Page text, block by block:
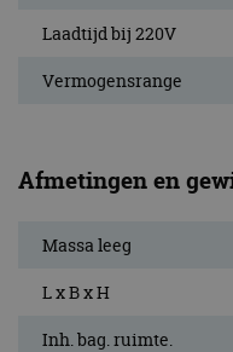
Laadtijd bij 220V
Vermogensrange
Afmetingen en
Massa leeg
L x B x H
Inh. bag. ruimte.